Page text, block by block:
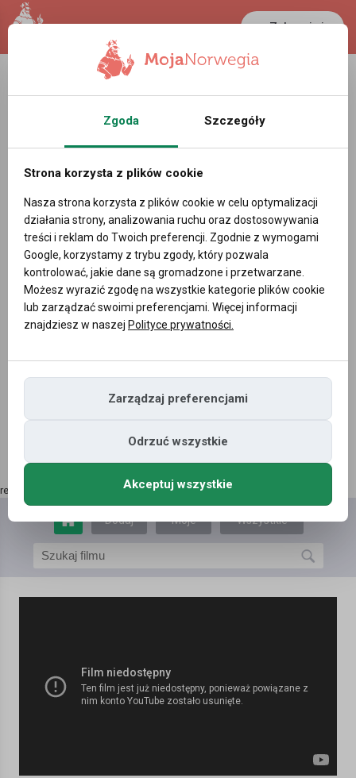
Zaloguj się
reklama | kup tutaj
Dodaj Moje Wszystkie
Zgoda Szczegóły
Strona korzysta z plików cookie
Nasza strona korzysta z plików cookie w celu optymalizacji
działania strony, analizowania ruchu oraz dostosowywania
treści i reklam do Twoich preferencji. Zgodnie z wymogami
Google, korzystamy z trybu zgody, który pozwala
kontrolować, jakie dane są gromadzone i przetwarzane.
Możesz wyrazić zgodę na wszystkie kategorie plików cookie
lub zarządzać swoimi preferencjami. Więcej informacji
znajdziesz w naszej Polityce prywatności.
Zarządzaj preferencjami
Odrzuć wszystkie
Akceptuj wszystkie